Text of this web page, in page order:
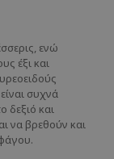
ενώ
έξι και
συχνά
δεξιό και
να βρεθούν και